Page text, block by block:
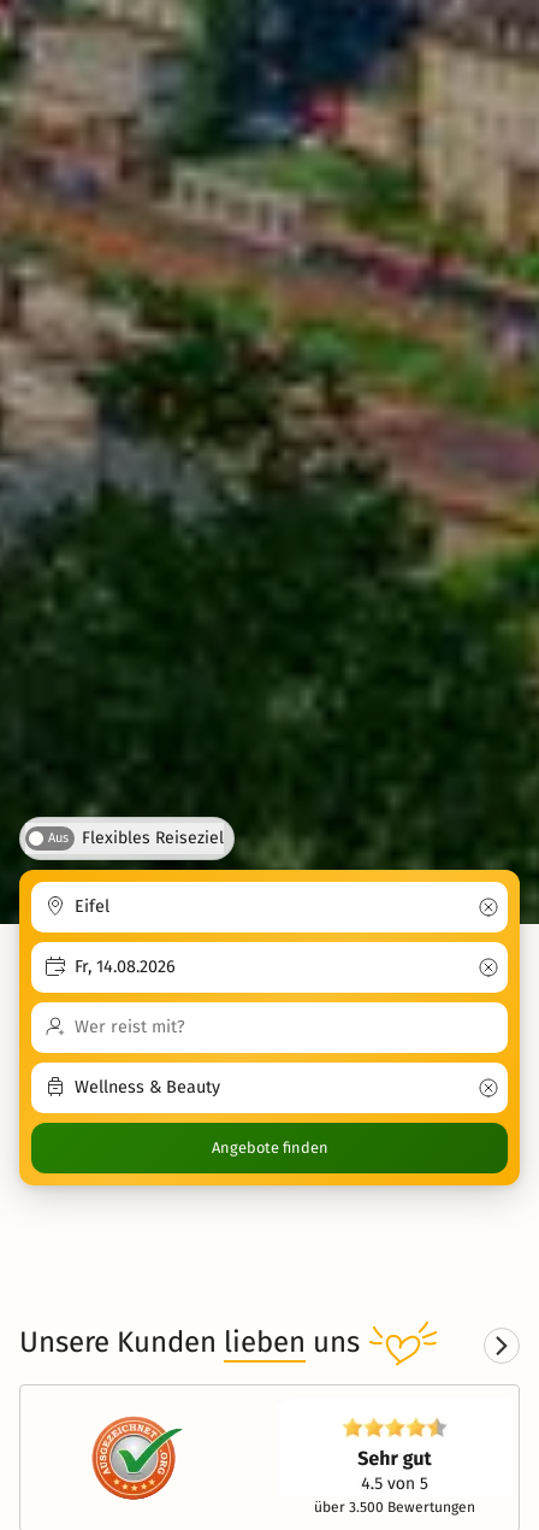
Aus Flexibles Reiseziel
Angebote finden
Unsere Kunden lieben uns
über 3.500 Bewertungen